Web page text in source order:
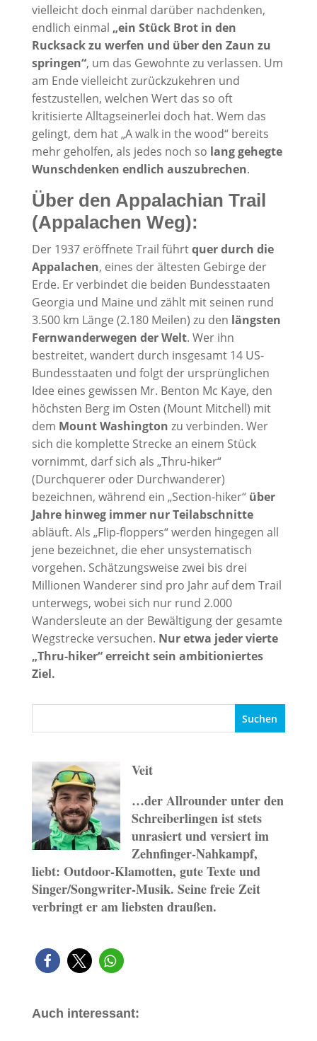
vielleicht doch einmal darüber nachdenken,
endlich einmal „ein Stück Brot in den
Rucksack zu werfen und über den Zaun zu
springen“, um das Gewohnte zu verlassen. Um
am Ende vielleicht zurückzukehren und
festzustellen, welchen Wert das so oft
kritisierte Alltagseinerlei doch hat. Wem das
gelingt, dem hat „A walk in the wood“ bereits
mehr geholfen, als jedes noch so lang gehegte
Wunschdenken endlich auszubrechen.
Über den Appalachian Trail
(Appalachen Weg):
Der 1937 eröffnete Trail führtquer durch die
Appalachen, eines der ältesten Gebirge der
Erde. Er verbindet die beiden Bundesstaaten
Georgia und Maine und zählt mit seinen rund
3.500 km Länge (2.180 Meilen) zu den längsten
Fernwanderwegen der Welt. Wer ihn
bestreitet, wandert durch insgesamt 14 US-
Bundesstaaten und folgt der ursprünglichen
Idee eines gewissen Mr. Benton Mc Kaye, den
höchsten Berg im Osten (Mount Mitchell) mit
dem Mount Washington zu verbinden. Wer
sich die komplette Strecke an einem Stück
vornimmt, darf sich als „Thru-hiker“
(Durchquerer oder Durchwanderer)
bezeichnen, während ein „Section-hiker“ über
Jahre hinweg immer nur Teilabschnitte
abläuft. Als „Flip-floppers“ werden hingegen all
jene bezeichnet, die eher unsystematisch
vorgehen. Schätzungsweise zwei bis drei
Millionen Wanderer sind pro Jahr auf dem Trail
unterwegs, wobei sich nur rund 2.000
Wandersleute an der Bewältigung der gesamte
Wegstrecke versuchen. Nur etwa jeder vierte
„Thru-hiker“ erreicht sein ambitioniertes
Ziel.
Veit
…der Allrounder unter den
Schreiberlingen ist stets
unrasiert und versiert im
Zehnfinger-Nahkampf,
liebt: Outdoor-Klamotten, gute Texte und
Singer/Songwriter-Musik. Seine freie Zeit
verbringt er am liebsten draußen.
Auch interessant: